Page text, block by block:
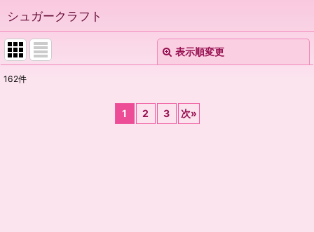
シュガークラフト
表示順変更
162件
1 2 3 次»